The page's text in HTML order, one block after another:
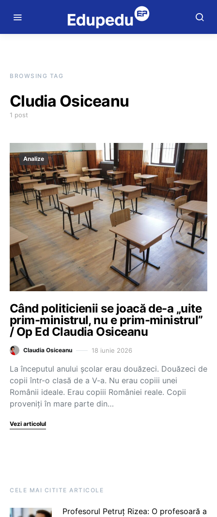
BROWSING TAG
Cludia Osiceanu
1 post
Analize
Când politicienii se joacă de-a „uite
prim-ministrul, nu e prim-ministrul”
/ Op Ed Claudia Osiceanu
Claudia Osiceanu 18 iunie 2026
La începutul anului școlar erau douăzeci. Douăzeci de
copii într-o clasă de a V-a. Nu erau copiii unei
Românii ideale. Erau copiii României reale. Copii
proveniți în mare parte din…
Vezi articolul
CELE MAI CITITE ARTICOLE
Profesorul Petruț Rizea: O profesoară a